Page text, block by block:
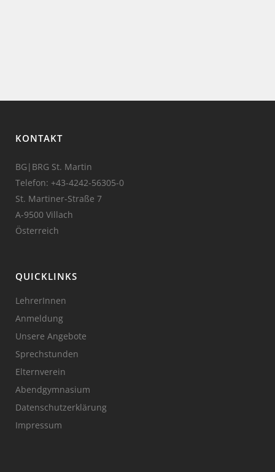
KONTAKT
BG|BRG St. Martin
Telefon: +43-4242-56305-0
St. Martiner-Straße 7
A-9500 Villach
Österreich
QUICKLINKS
LehrerInnen
Anmeldung
Unsere Angebote
Sprechstunden
Elternverein
Abendgymnasium
Datenschutzerklärung
Impressum